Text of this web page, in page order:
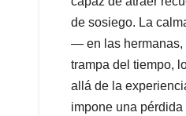
de sosiego. La
— en las hermanas,
trampa del tiempo,
allá de la
impone una